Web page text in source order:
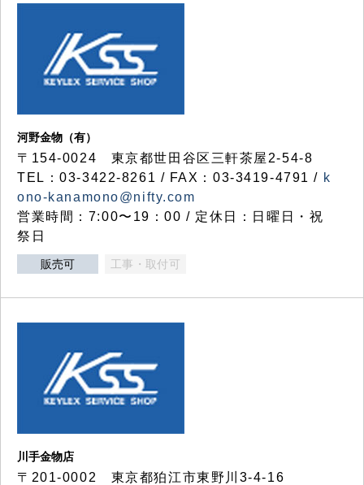
河野金物（有）
〒154-0024 東京都世田谷区三軒茶屋2-54-8
TEL：03-3422-8261 / FAX：03-3419-4791 / k
ono-kanamono@nifty.com
営業時間：7:00〜19：00 / 定休日：日曜日・祝
祭日
販売可 工事・取付可
川手金物店
〒201-0002 東京都狛江市東野川3-4-16